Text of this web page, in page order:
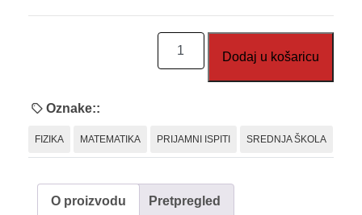
količina
Dodaj u košaricu
Oznake::
FIZIKA MATEMATIKA PRIJAMNI ISPITI SREDNJA ŠKOLA
O proizvodu Pretpregled